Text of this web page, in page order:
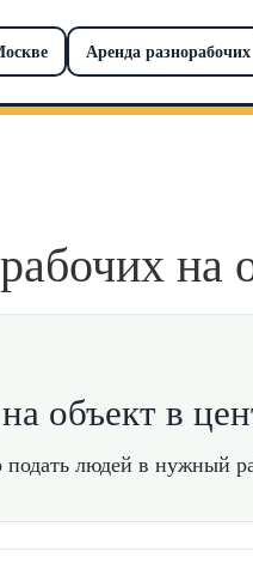
Аренда разнорабочих
на
объект в
подать людей в нужный